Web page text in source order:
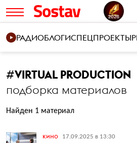
РАДИОБЛОГИСПЕЦПРОЕКТЫ
#VIRTUAL PRODUCTION
подборка материалов
Найден 1 материал
кино 17.09.2025 в 13:30